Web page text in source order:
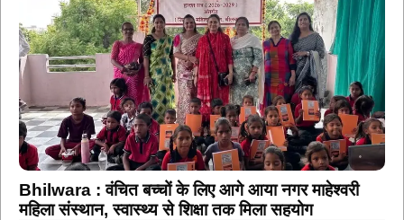
Bhilwara : वंचित बच्चों के लिए आगे आया नगर माहेश्वरी
महिला संस्थान, स्वास्थ्य से शिक्षा तक मिला सहयोग